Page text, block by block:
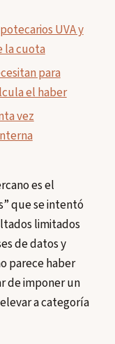
UVA y
la cuota
para
el haber
vez
es el
que se intentó
limitados
de datos y
parece haber
de imponer un
a categoría